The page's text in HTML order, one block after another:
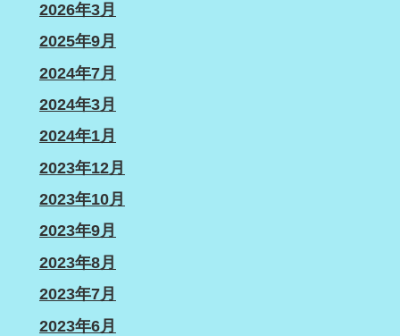
2026年3月
2025年9月
2024年7月
2024年3月
2024年1月
2023年12月
2023年10月
2023年9月
2023年8月
2023年7月
2023年6月